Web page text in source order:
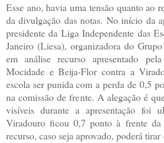
Esse ano, havia uma tensão quanto ao
da divulgação das notas. No início da
presidente da Liga Independente das
Janeiro (Liesa), organizadora do
em análise recurso apresentado
Mocidade e Beija-Flor contra a
escola ser punida com a perda de 0,5
na comissão de frente. A alegação é
visíveis durante a apresentação foi
Viradouro ficou 0,7 ponto à frente da
recurso, caso seja aprovado, poderá